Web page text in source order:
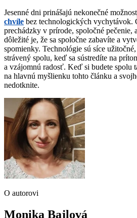
Jesenné dni prinášajú nekonečné
chvíle bez technologických vychytávok.
prechádzky v prírode, spoločné pečenie,
dôležité je, že sa spoločne zabavíte a
spomienky. Technológie sú síce
strávený spolu, keď sa sústredíte na
a vzájomnú radosť. Keď si budete spolu
na hlavnú myšlienku tohto článku a
nedotknite.
O autorovi
Monika Bajlová